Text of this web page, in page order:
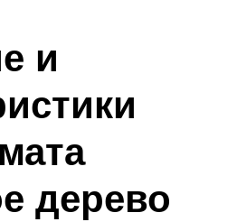
и
дерево